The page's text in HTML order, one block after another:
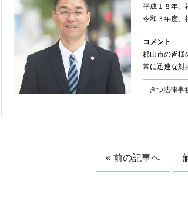
平成１８年、
令和３年度、
コメント
郡山市の皆様
常に迅速な対
きつ法律事
« 前の記事へ